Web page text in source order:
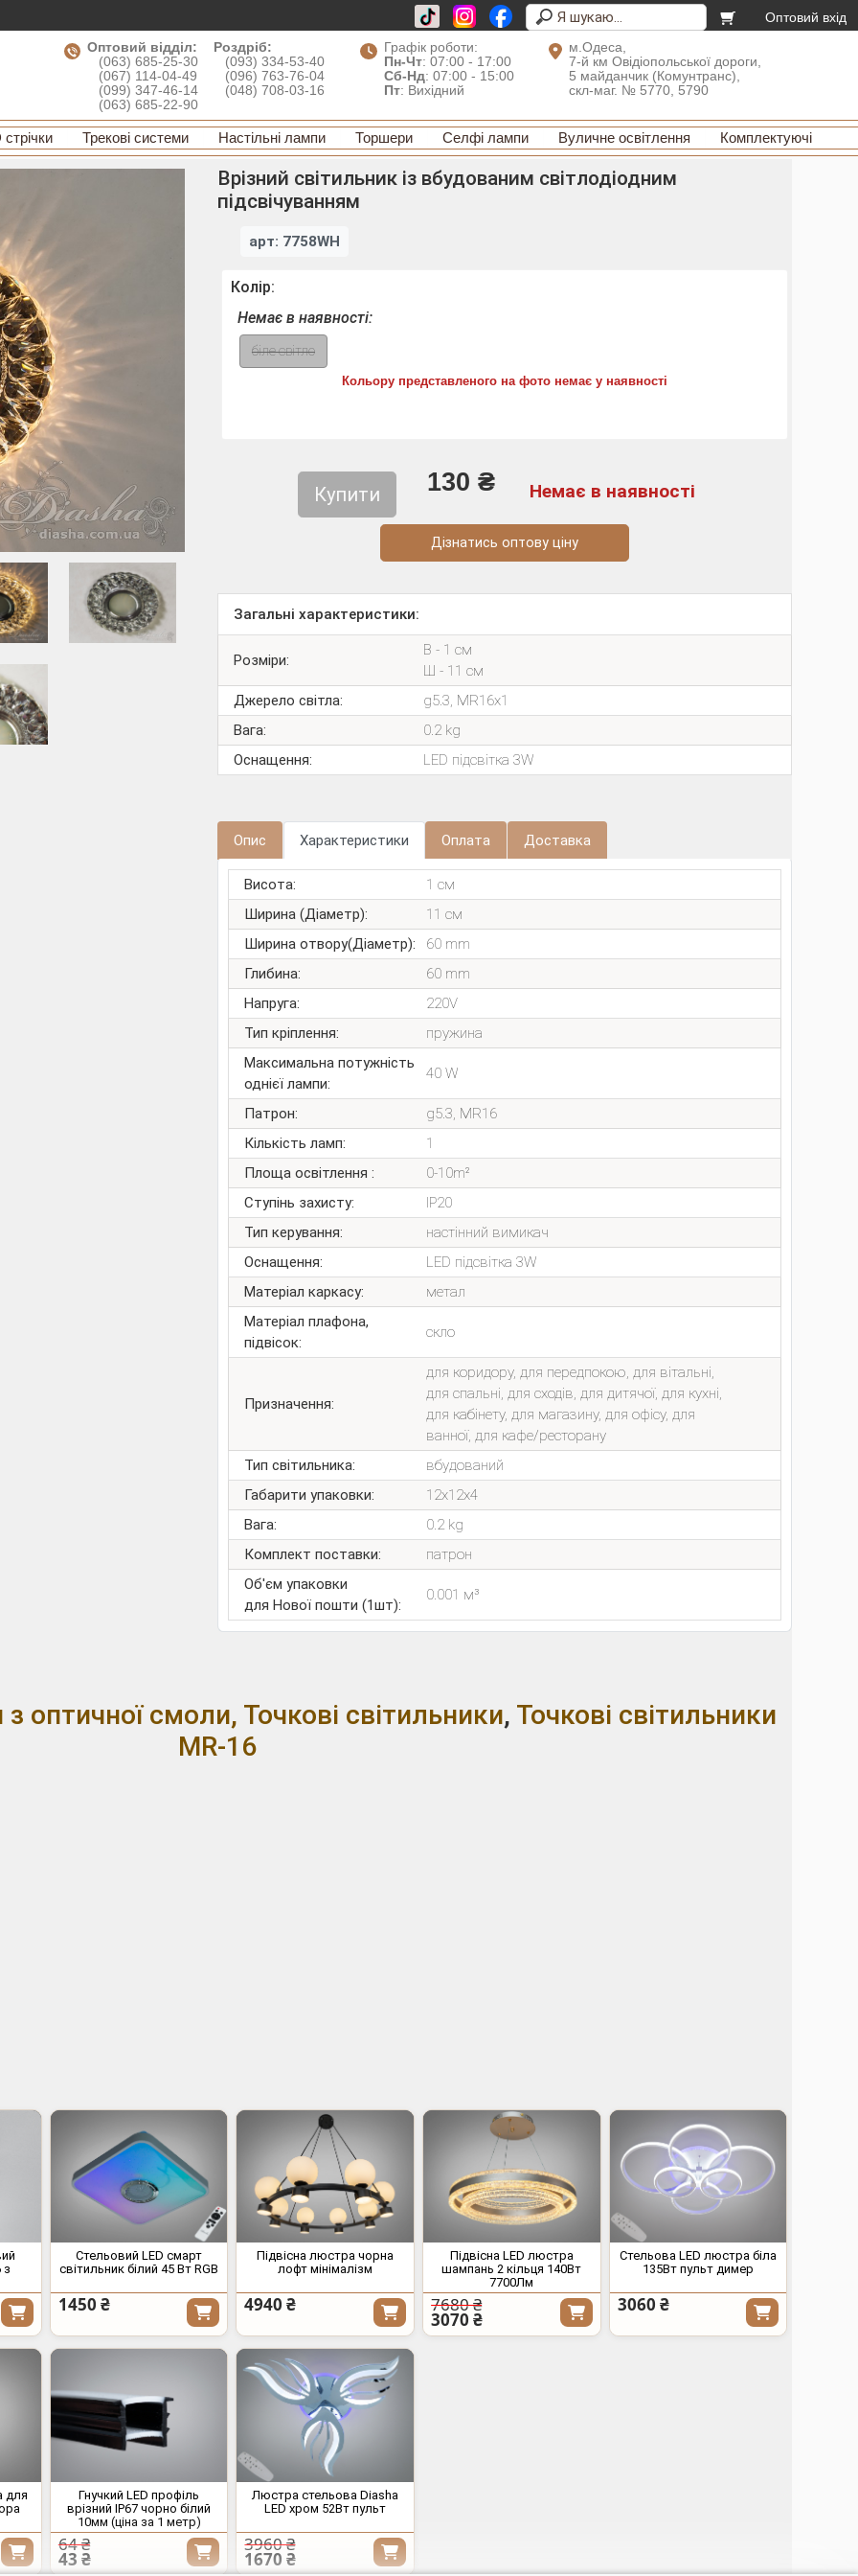
Оптовий вхід
Оптовий відділ:
(063) 685-25-30
(067) 114-04-49
(099) 347-46-14
(063) 685-22-90
Роздріб:
(093) 334-53-40
(096) 763-76-04
(048) 708-03-16
Графік роботи:
Пн-Чт: 07:00 - 17:00
Сб-Нд: 07:00 - 15:00
Пт: Вихідний
м.Одеса,
7-й км Овідіопольської дороги,
5 майданчик (Комунтранс),
скл-маг. № 5770, 5790
стрічки Трекові системи Настільні лампи Торшери Селфі лампи Вуличне освітлення Комплектуючі
Врізний світильник із вбудованим світлодіодним
підсвічуванням
арт: 7758WH
Колір:
Немає в наявності:
біле світло
Кольору представленого на фото немає у наявності
Купити 130 ₴ Немає в наявності
Дізнатись оптову ціну
Загальні характеристики:
Розміри:
В - 1 см
Ш - 11 см
Джерело світла:
g5.3, MR16х1
Вага:
0.2 kg
Оснащення:
LED підсвітка 3W
Опис Характеристики Оплата Доставка
Висота:
1 см
Ширина (Діаметр):
11 см
Ширина отвору(Діаметр):
60 mm
Глибина:
60 mm
Напруга:
220V
Тип кріплення:
пружина
Максимальна потужність
однієї лампи:
40 W
Патрон:
g5.3, MR16
Кількість ламп:
1
Площа освітлення :
0-10m²
Ступінь захисту:
IP20
Тип керування:
настінний вимикач
Оснащення:
LED підсвітка 3W
Матеріал каркасу:
метал
Матеріал плафона,
підвісок:
скло
Призначення:
для коридору, для передпокою, для вітальні,
для спальні, для сходів, для дитячої, для кухні,
для кабінету, для магазину, для офісу, для
ванної, для кафе/ресторану
Тип світильника:
вбудований
Габарити упаковки:
12x12x4
Вага:
0.2 kg
Комплект поставки:
патрон
Об'єм упаковки
для Нової пошти (1шт):
0.001 м³
з оптичної смоли, Точкові світильники, Точкові світильники
MR-16
з
Стельовий LED смарт
світильник білий 45 Вт RGB
1450 ₴
Підвісна люстра чорна
лофт мінімалізм
4940 ₴
Підвісна LED люстра
шампань 2 кільця 140Вт
7700Лм
7680 ₴
3070 ₴
Стельова LED люстра біла
135Вт пульт димер
3060 ₴
для
Гнучкий LED профіль
врізний IP67 чорно білий
10мм (ціна за 1 метр)
64 ₴
43 ₴
Люстра стельова Diasha
LED хром 52Вт пульт
3960 ₴
1670 ₴